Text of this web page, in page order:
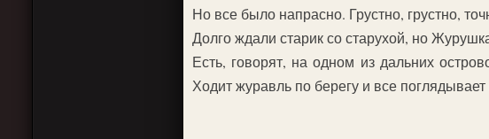
Но все было напрасно. Грустно, грустно,
Долго ждали старик со старухой, но
Есть, говорят, на одном из дальних
Ходит журавль по берегу и все поглядывает